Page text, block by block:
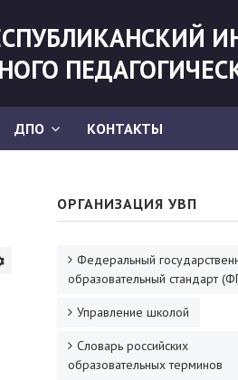
ДПО КОНТАКТЫ
ОРГАНИЗАЦИЯ УВП
Федеральный
образовательный стандарт
Управление школой
Словарь российских
образовательных терминов